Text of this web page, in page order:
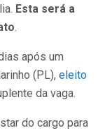
Esta será a
.
após um
(PL), eleito
da vaga.
do cargo para